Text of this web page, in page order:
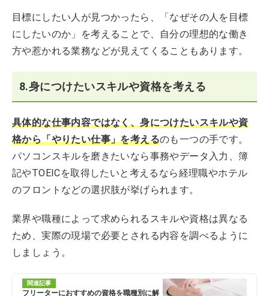
目標にしたい人が見つかったら、「なぜその人を目標
にしたいのか」を考えることで、自分の理想的な働き
方や惹かれる業務などが見えてくることもあります。
8.身につけたいスキルや資格を考える
具体的な仕事内容ではなく、身につけたいスキルや資
格から「やりたい仕事」を考えるのも一つの手です。
パソコンスキルを磨きたいなら事務やデータ入力、簿
記やTOEICを取得したいと考えるなら経理職やホテル
のフロントなどの選択肢が挙げられます。
業界や職種によって求められるスキルや資格は異なる
ため、実際の現場で必要とされる内容を調べるように
しましょう。
関連記事
フリーターにおすすめの資格を職種別に解